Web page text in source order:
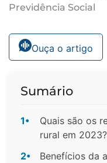
Previdência Social
Ouça o artigo
Sumário
1•
Quais são os
rural em 2023?
2•
Benefícios da